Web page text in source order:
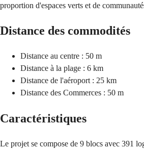
proportion d'espaces verts et de
Distance des commodités
Distance au centre : 50 m
Distance à la plage : 6 km
Distance de l'aéroport : 25 km
Distance des Commerces : 50 m
Caractéristiques
Le projet se compose de 9 blocs avec 391